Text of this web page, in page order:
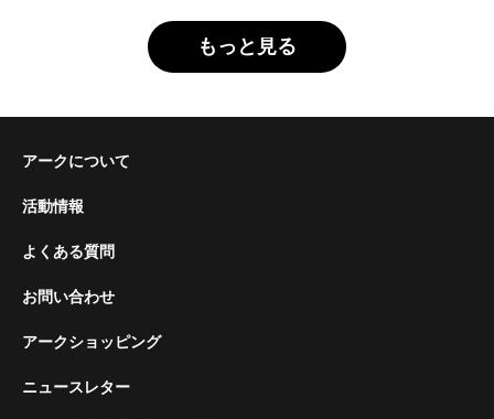
もっと見る
アークについて
活動情報
よくある質問
お問い合わせ
アークショッピング
ニュースレター